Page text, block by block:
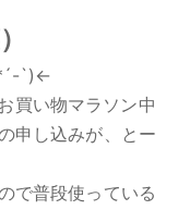
`)←
買い物マラソン中
申し込みが、とー
で普段使っている